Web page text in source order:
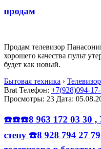
продам
Продам телевизор
хорошего качества пульт
будет как новый.
Бытовая техника ›
Brat Телефон: +7(928)094-
Просмотры: 23 Дата:
☎️☎️☎️8 963 172 03 30 ,
стену ☎️8 928 794 27